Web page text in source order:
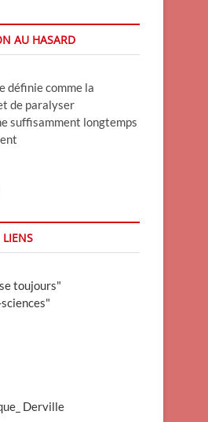
AU HASARD
définie comme la
de paralyser
suffisamment longtemps
LIENS
toujours"
Derville